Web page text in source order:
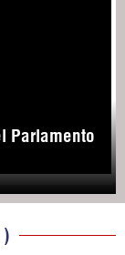
Parlamento
)